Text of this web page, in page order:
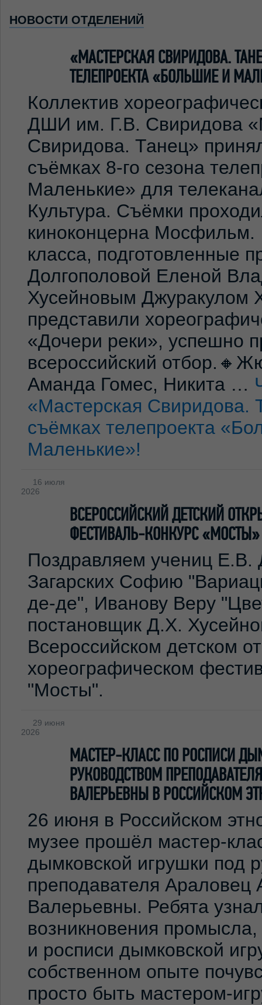
НОВОСТИ ОТДЕЛЕНИЙ
«МАСТЕРСКАЯ СВИРИДОВА.
ТЕЛЕПРОЕКТА «БОЛЬШИЕ И
Коллектив
ДШИ им. Г.В. Свиридова
Свиридова. Танец»
съёмках 8-го сезона
Маленькие» для
Культура. Съёмки
киноконцерна Мосфильм.
класса, подготовленные
Долгополовой Еленой
Хусейновым Джуракулом
представили
«Дочери реки», успешно
всероссийский
Аманда Гомес, Никита …
«Мастерская Свиридова.
съёмках телепроекта
Маленькие»!
16 июля
2026
ВСЕРОССИЙСКИЙ ДЕТСКИЙ
ФЕСТИВАЛЬ-КОНКУРС «МОСТЫ»
Поздравляем учениц Е.В.
Загарских Софию
де-де", Иванову Веру
постановщик Д.Х.
Всероссийском детском
хореографическом
"Мосты".
29 июня
2026
МАСТЕР-КЛАСС ПО РОСПИСИ
РУКОВОДСТВОМ
ВАЛЕРЬЕВНЫ В РОССИЙСКОМ
26 июня в Российском
музее прошёл мастер-
дымковской игрушки под
преподавателя Араловец
Валерьевны. Ребята
возникновения
и росписи дымковской
собственном опыте
просто быть мастером-